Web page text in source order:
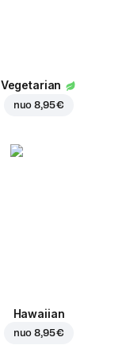
Vegetarian
nuo8,95 €
Hawaiian
nuo8,95 €